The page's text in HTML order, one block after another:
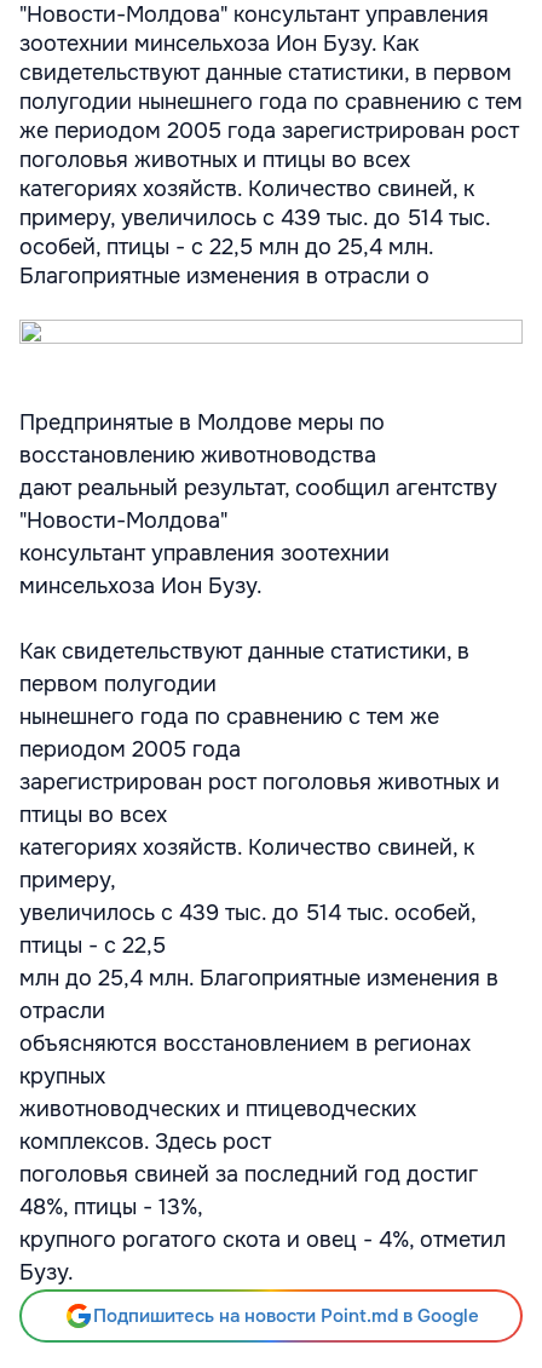
"Новости-Молдова" консультант управления
зоотехнии минсельхоза Ион Бузу. Как
свидетельствуют данные статистики, в первом
полугодии нынешнего года по сравнению с тем
же периодом 2005 года зарегистрирован рост
поголовья животных и птицы во всех
категориях хозяйств. Количество свиней, к
примеру, увеличилось с 439 тыс. до 514 тыс.
особей, птицы - с 22,5 млн до 25,4 млн.
Благоприятные изменения в отрасли о
Предпринятые в Молдове меры по
восстановлению животноводства
дают реальный результат, сообщил агентству
"Новости-Молдова"
консультант управления зоотехнии
минсельхоза Ион Бузу.
Как свидетельствуют данные статистики, в
первом полугодии
нынешнего года по сравнению с тем же
периодом 2005 года
зарегистрирован рост поголовья животных и
птицы во всех
категориях хозяйств. Количество свиней, к
примеру,
увеличилось с 439 тыс. до 514 тыс. особей,
птицы - с 22,5
млн до 25,4 млн. Благоприятные изменения в
отрасли
объясняются восстановлением в регионах
крупных
животноводческих и птицеводческих
комплексов. Здесь рост
поголовья свиней за последний год достиг
48%, птицы - 13%,
крупного рогатого скота и овец - 4%, отметил
Бузу.
Подпишитесь на новости Point.md в Google